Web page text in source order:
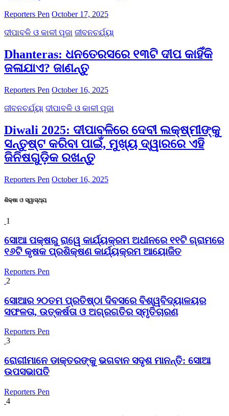
Reporters Pen October 17, 2025
ଦୀପାବଳି ଓ କାଳୀ ପୂଜା ଜୀବନଚର୍ଯ୍ୟା
Dhanteras: ଧନତେରସରେ ୧୩ଟି ଦୀପ କାହିଁକି
ଜଳାଯାଏ? ଜାଣନ୍ତୁ
Reporters Pen October 16, 2025
ଜୀବନଚର୍ଯ୍ୟା ଦୀପାବଳି ଓ କାଳୀ ପୂଜା
Diwali 2025: ଦୀପାବଳିରେ ଦେବୀ ଲକ୍ଷ୍ମୀଙ୍କୁ
ସନ୍ତୁଷ୍ଟ କରିବା ପାଇଁ, ମୁଖ୍ୟ ଦ୍ୱାରରେ ଏହି
ଜିନିଷଗୁଡ଼ିକ ରଖନ୍ତୁ
Reporters Pen October 16, 2025
ଶିକ୍ଷା ଓ ସ୍ୱାସ୍ଥ୍ୟ
1
ସୋଆ ପକ୍ଷରୁ ରାୱେ କାର୍ଯ୍ୟକ୍ରମ ଅଧୀନରେ ୧୧ଟି ଗ୍ରାମରେ
୧୬ଟି କୃଷକ ପ୍ରଶିକ୍ଷଣ କାର୍ଯ୍ୟକ୍ରମ ଆୟୋଜିତ
Reporters Pen
2
ସୋଆର ୨୦ତମ ପ୍ରତିଷ୍ଠା ଦିବସରେ ବିଶ୍ୱବିଦ୍ୟାଳୟର
ସଫଳତା, ଉତ୍କର୍ଷତା ଓ ଅଗ୍ରଗତିର ସ୍ମୃତିଚାରଣ
Reporters Pen
3
ରୋଗୀମାନେ ଡାକ୍ତରଙ୍କୁ ଭଗବାନ ସଦୃଶ ମାନନ୍ତି: ସୋଆ
ଉପସଭାପତି
Reporters Pen
4